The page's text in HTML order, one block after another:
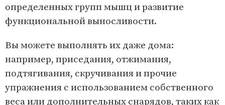
определенных групп мышц и развитие
функциональной выносливости.
Вы можете выполнять их даже дома:
например, приседания, отжимания,
подтягивания, скручивания и прочие
упражнения с использованием собственного
веса или дополнительных снарядов, таких как